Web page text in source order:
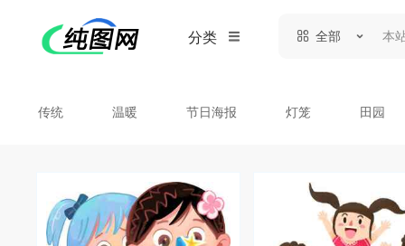
分类 全部
传统 温暖 节日海报 灯笼 田园